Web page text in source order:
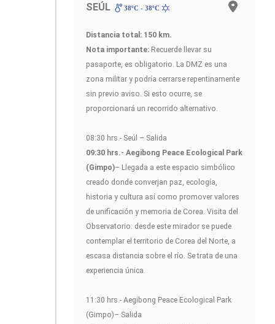
SEÚL 38ºC - 38ºC
Distancia total: 150 km.
Nota importante: Recuerde llevar su
pasaporte, es obligatorio. La DMZ es una
zona militar y podría cerrarse repentinamente
sin previo aviso. Si esto ocurre, se
proporcionará un recorrido alternativo.
08:30 hrs.- Seúl – Salida
09:30 hrs.- Aegibong Peace Ecological Park
(Gimpo)– Llegada a este espacio simbólico
creado donde converjan paz, ecología,
historia y cultura así como promover valores
de unificación y memoria de Corea. Visita del
Observatorio: desde este mirador se puede
contemplar el territorio de Corea del Norte, a
escasa distancia sobre el río. Se trata de una
experiencia única.
11:30 hrs.- Aegibong Peace Ecological Park
(Gimpo)– Salida